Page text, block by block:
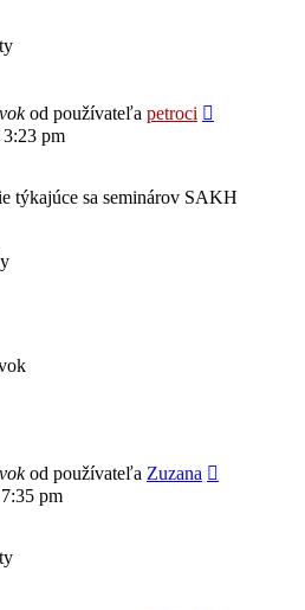
od používateľa petroci
pm
týkajúce sa seminárov SAKH
od používateľa Zuzana
pm